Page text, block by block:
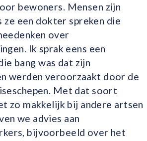
bewoners. Mensen zijn
ze een dokter spreken die
over
Ik sprak eens een
bang was dat zijn
werden veroorzaakt door de
Met dat soort
zo makkelijk bij andere artsen
we advies aan
bijvoorbeeld over het